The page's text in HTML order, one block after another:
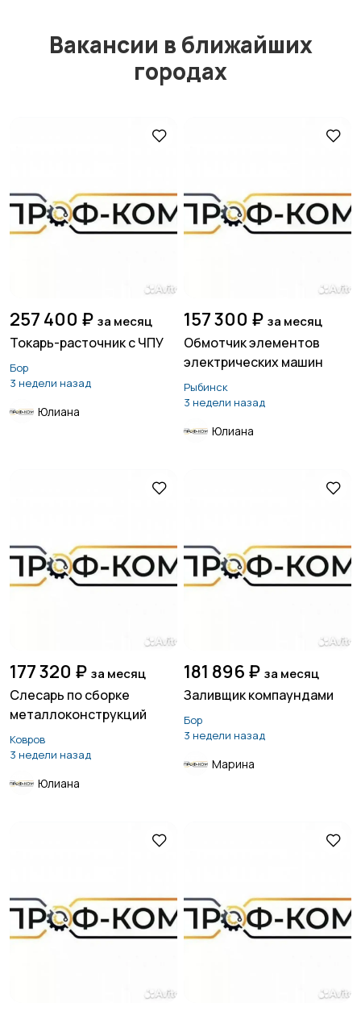
Вакансии в ближайших
городах
257 400 ₽ за месяц
Токарь-расточник с ЧПУ
Бор
3 недели назад
Юлиана
157 300 ₽ за месяц
Обмотчик элементов
электрических машин
Рыбинск
3 недели назад
Юлиана
177 320 ₽ за месяц
Слесарь по сборке
металлоконструкций
Ковров
3 недели назад
Юлиана
181 896 ₽ за месяц
Заливщик компаундами
Бор
3 недели назад
Марина